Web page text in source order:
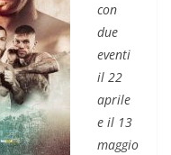
con
due
eventi
il 22
aprile
e il 13
maggio